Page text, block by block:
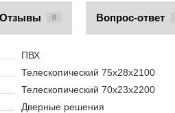
Отзывы 0 Вопрос-ответ
ПВХ
Телескопический 75х28х2100
Телескопический 70х23х2200
Дверные решения